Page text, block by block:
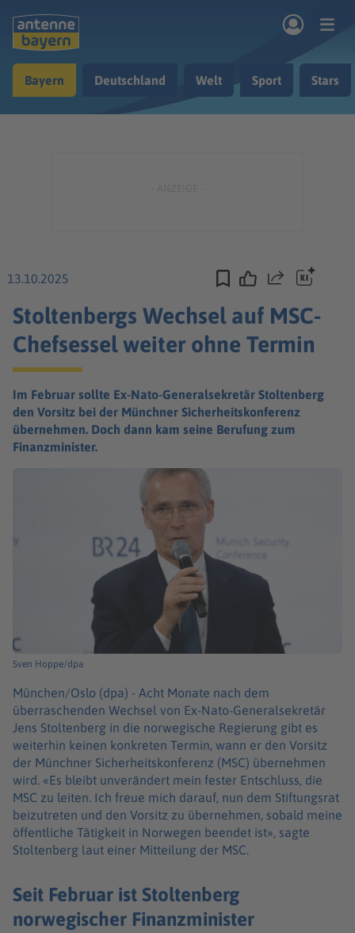
Musik & Radio
Bayern Deutschland Welt Sport Stars
13.10.2025 Teilen
Stoltenbergs Wechsel auf MSC-
Chefsessel weiter ohne Termin
Im Februar sollte Ex-Nato-Generalsekretär Stoltenberg
den Vorsitz bei der Münchner Sicherheitskonferenz
übernehmen. Doch dann kam seine Berufung zum
Finanzminister.
Sven Hoppe/dpa
München/Oslo (dpa) - Acht Monate nach dem
überraschenden Wechsel von Ex-Nato-Generalsekretär
Jens Stoltenberg in die norwegische Regierung gibt es
weiterhin keinen konkreten Termin, wann er den Vorsitz
der Münchner Sicherheitskonferenz (MSC) übernehmen
wird. «Es bleibt unverändert mein fester Entschluss, die
MSC zu leiten. Ich freue mich darauf, nun dem Stiftungsrat
beizutreten und den Vorsitz zu übernehmen, sobald meine
öffentliche Tätigkeit in Norwegen beendet ist», sagte
Stoltenberg laut einer Mitteilung der MSC.
Seit Februar ist Stoltenberg
norwegischer Finanzminister